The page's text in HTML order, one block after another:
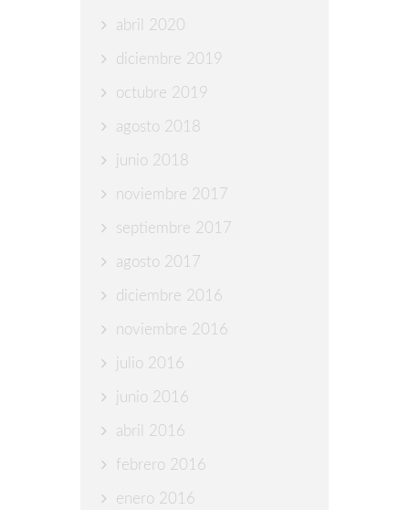
abril 2020
diciembre 2019
octubre 2019
agosto 2018
junio 2018
noviembre 2017
septiembre 2017
agosto 2017
diciembre 2016
noviembre 2016
julio 2016
junio 2016
abril 2016
febrero 2016
enero 2016